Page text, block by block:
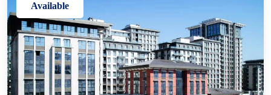
Available